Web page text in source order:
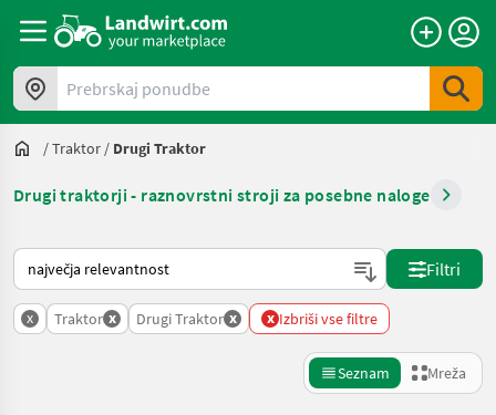
Prebrskaj ponudbe
/Traktor / Drugi Traktor
Drugi traktorji - raznovrstni stroji za posebne naloge
Tako je razvrščeno na Landwirt.com
Filtri
x Traktor x Drugi Traktor x x Izbriši vse filtre
Seznam Mreža